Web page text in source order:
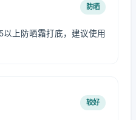
防晒
上防晒霜打底，建议使用
较好